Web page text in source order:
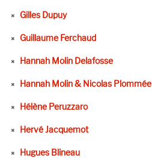
Gilles Dupuy
Guillaume Ferchaud
Hannah Molin Delafosse
Hannah Molin & Nicolas Plommée
Hélène Peruzzaro
Hervé Jacquemot
Hugues Blineau